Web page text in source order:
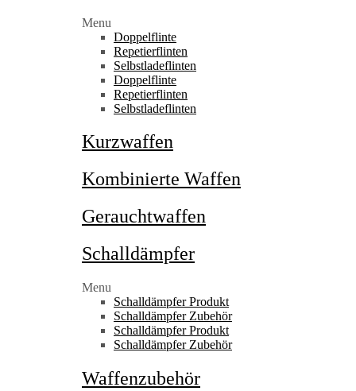
Menu
Doppelflinte
Repetierflinten
Selbstladeflinten
Doppelflinte
Repetierflinten
Selbstladeflinten
Kurzwaffen
Kombinierte Waffen
Gerauchtwaffen
Schalldämpfer
Menu
Schalldämpfer Produkt
Schalldämpfer Zubehör
Schalldämpfer Produkt
Schalldämpfer Zubehör
Waffenzubehör